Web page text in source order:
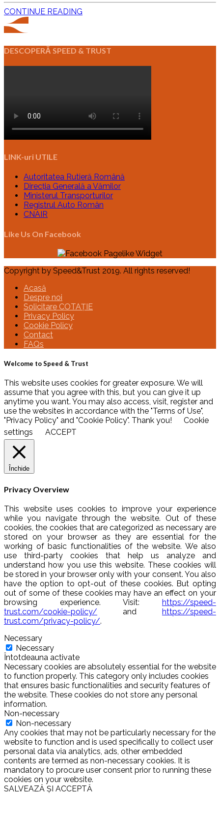
CONTINUE READING
DESCOPERĂ SPEED & TRUST
LINK-uri UTILE
Autoritatea Rutieră Română
Direcția Generală a Vămilor
Ministerul Transporturilor
Registrul Auto Român
CNAIR
Like Us On Facebook
Copyright by Speed&Trust 2019. All rights reserved!
Acasă
Despre noi
Solicitare COTAȚIE
Privacy Policy
Cookie Policy
Contact
FAQs
Welcome to Speed & Trust
This website uses cookies for greater exposure. We will
assume that you agree with this, but you can give it up
anytime you want. You may also access, visit, register and
use the websites in accordance with the "Terms of Use",
"Privacy Policy" and "Cookie Policy". Thank you!
Cookie
settings
ACCEPT
Închide
Privacy Overview
This website uses cookies to improve your experience
while you navigate through the website. Out of these
cookies, the cookies that are categorized as necessary are
stored on your browser as they are essential for the
working of basic functionalities of the website. We also
use third-party cookies that help us analyze and
understand how you use this website. These cookies will
be stored in your browser only with your consent. You also
have the option to opt-out of these cookies. But opting
out of some of these cookies may have an effect on your
browsing experience. Visit: https://speed-
trust.com/cookie-policy/ and https://speed-
trust.com/privacy-policy/.
Necessary
Necessary
Întotdeauna activate
Necessary cookies are absolutely essential for the website
to function properly. This category only includes cookies
that ensures basic functionalities and security features of
the website. These cookies do not store any personal
information.
Non-necessary
Non-necessary
Any cookies that may not be particularly necessary for the
website to function and is used specifically to collect user
personal data via analytics, ads, other embedded
contents are termed as non-necessary cookies. It is
mandatory to procure user consent prior to running these
cookies on your website.
SALVEAZĂ ȘI ACCEPTĂ